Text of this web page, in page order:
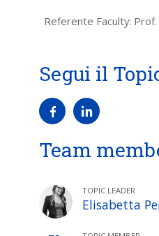
Referente Faculty:
Segui il
Team
TOPIC LEADER
Elisabetta